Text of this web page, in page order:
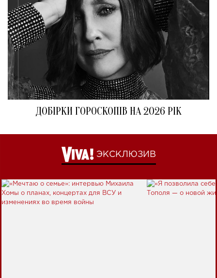
ДОБІРКИ ГОРОСКОПІВ НА 2026 РІК
ЭКСКЛЮЗИВ